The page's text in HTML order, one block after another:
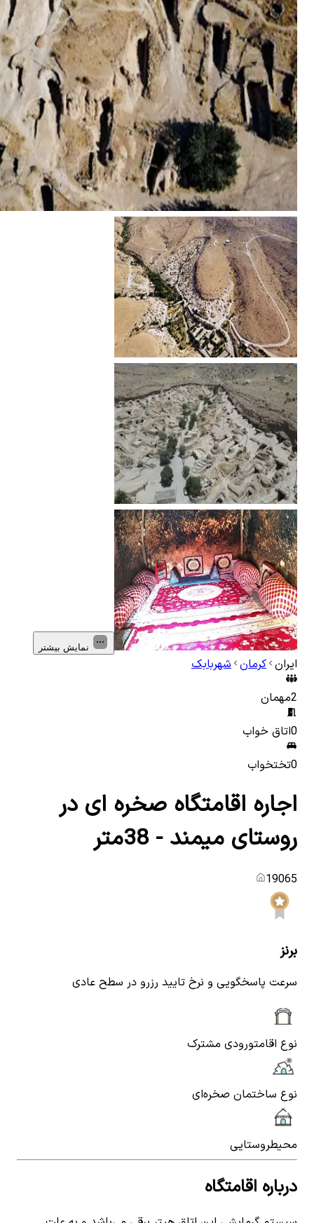
نمایش بیشتر
ایران کرمان شهربابک
2مهمان
0اتاق خواب
0تختخواب
اجاره اقامتگاه صخره ای در
روستای میمند - 38متر
19065
برنز
سرعت پاسخگویی و نرخ تایید رزرو در سطح عادی
نوع اقامتورودی مشترک
نوع ساختمان صخره‌ای
محیطروستایی
درباره اقامتگاه